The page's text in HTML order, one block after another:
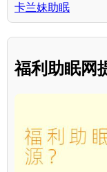
卡兰妹助眠
福利助眠网